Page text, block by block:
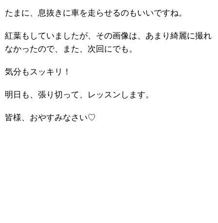
たまに、息抜きに車を走らせるのもいいですね。
紅葉もしていましたが、その画像は、あまり綺麗に撮れ
なかったので、また、次回にでも。
気分もスッキリ！
明日も、張り切って、レッスンします。
皆様、おやすみなさい♡